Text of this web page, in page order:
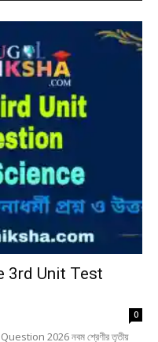
3rd Unit Test
0
2026 নবম শ্রেণীর তৃতীয়